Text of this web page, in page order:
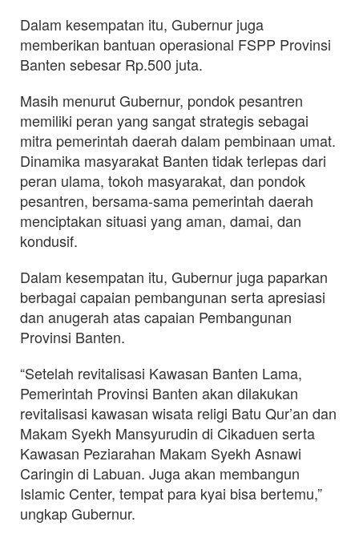
Dalam kesempatan itu, Gubernur juga
memberikan bantuan operasional FSPP Provinsi
Banten sebesar Rp.500 juta.
Masih menurut Gubernur, pondok pesantren
memiliki peran yang sangat strategis sebagai
mitra pemerintah daerah dalam pembinaan umat.
Dinamika masyarakat Banten tidak terlepas dari
peran ulama, tokoh masyarakat, dan pondok
pesantren, bersama-sama pemerintah daerah
menciptakan situasi yang aman, damai, dan
kondusif.
Dalam kesempatan itu, Gubernur juga paparkan
berbagai capaian pembangunan serta apresiasi
dan anugerah atas capaian Pembangunan
Provinsi Banten.
“Setelah revitalisasi Kawasan Banten Lama,
Pemerintah Provinsi Banten akan dilakukan
revitalisasi kawasan wisata religi Batu Qur’an dan
Makam Syekh Mansyurudin di Cikaduen serta
Kawasan Peziarahan Makam Syekh Asnawi
Caringin di Labuan. Juga akan membangun
Islamic Center, tempat para kyai bisa bertemu,”
ungkap Gubernur.